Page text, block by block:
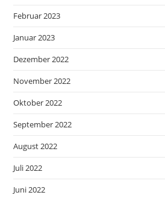
Februar 2023
Januar 2023
Dezember 2022
November 2022
Oktober 2022
September 2022
August 2022
Juli 2022
Juni 2022